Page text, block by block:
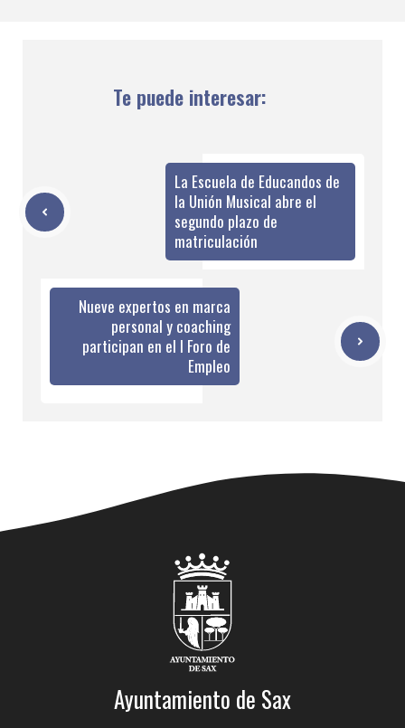
Te puede interesar:
La Escuela de Educandos de
la Unión Musical abre el
segundo plazo de
matriculación
Nueve expertos en marca
personal y coaching
participan en el I Foro de
Empleo
Ayuntamiento de Sax